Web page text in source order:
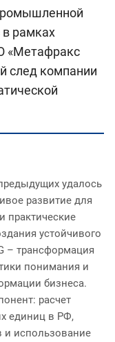
в рамках
«Метафракс
след компании
удалось
развитие для
практические
устойчивого
– трансформация
понимания и
бизнеса.
расчет
единиц в РФ,
и использование